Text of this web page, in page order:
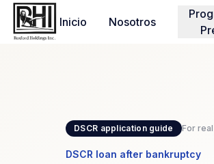
Inicio Nosotros
DSCR application guide For
DSCR loan after bankruptcy